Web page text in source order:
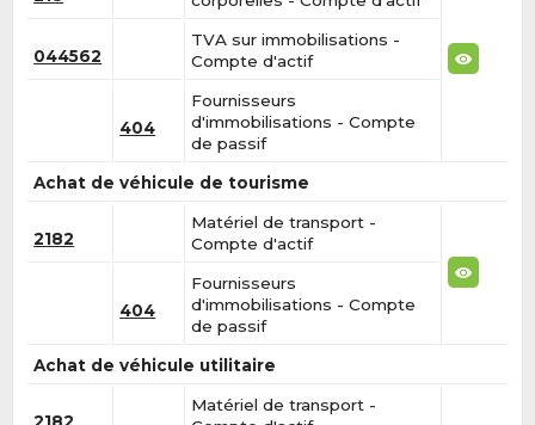
044562
TVA sur immobilisations -
Compte d'actif
404
Fournisseurs
d'immobilisations - Compte
de passif
Achat de véhicule de tourisme
2182
Matériel de transport -
Compte d'actif
404
Fournisseurs
d'immobilisations - Compte
de passif
Achat de véhicule utilitaire
Matériel de transport -